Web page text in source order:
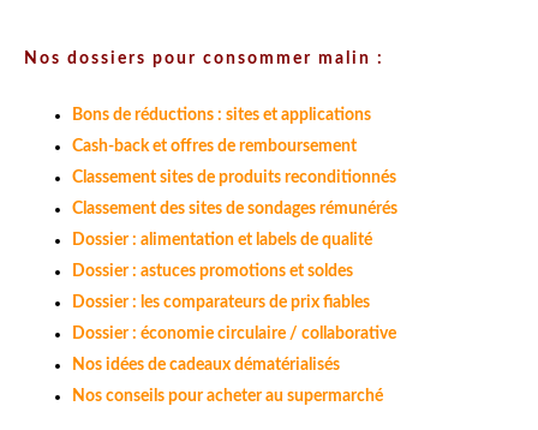
Nos dossiers pour consommer malin :
Bons de réductions : sites et applications
Cash-back et offres de remboursement
Classement sites de produits reconditionnés
Classement des sites de sondages rémunérés
Dossier : alimentation et labels de qualité
Dossier : astuces promotions et soldes
Dossier : les comparateurs de prix fiables
Dossier : économie circulaire / collaborative
Nos idées de cadeaux dématérialisés
Nos conseils pour acheter au supermarché